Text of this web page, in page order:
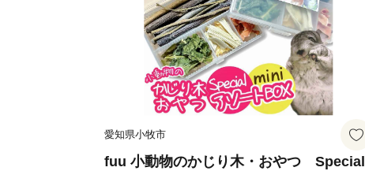
愛知県小牧市
fuu 小動物のかじり木・おやつ Special